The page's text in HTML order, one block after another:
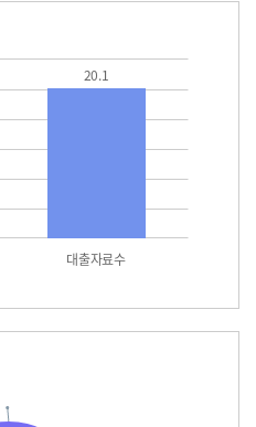
대출자료수
20.1